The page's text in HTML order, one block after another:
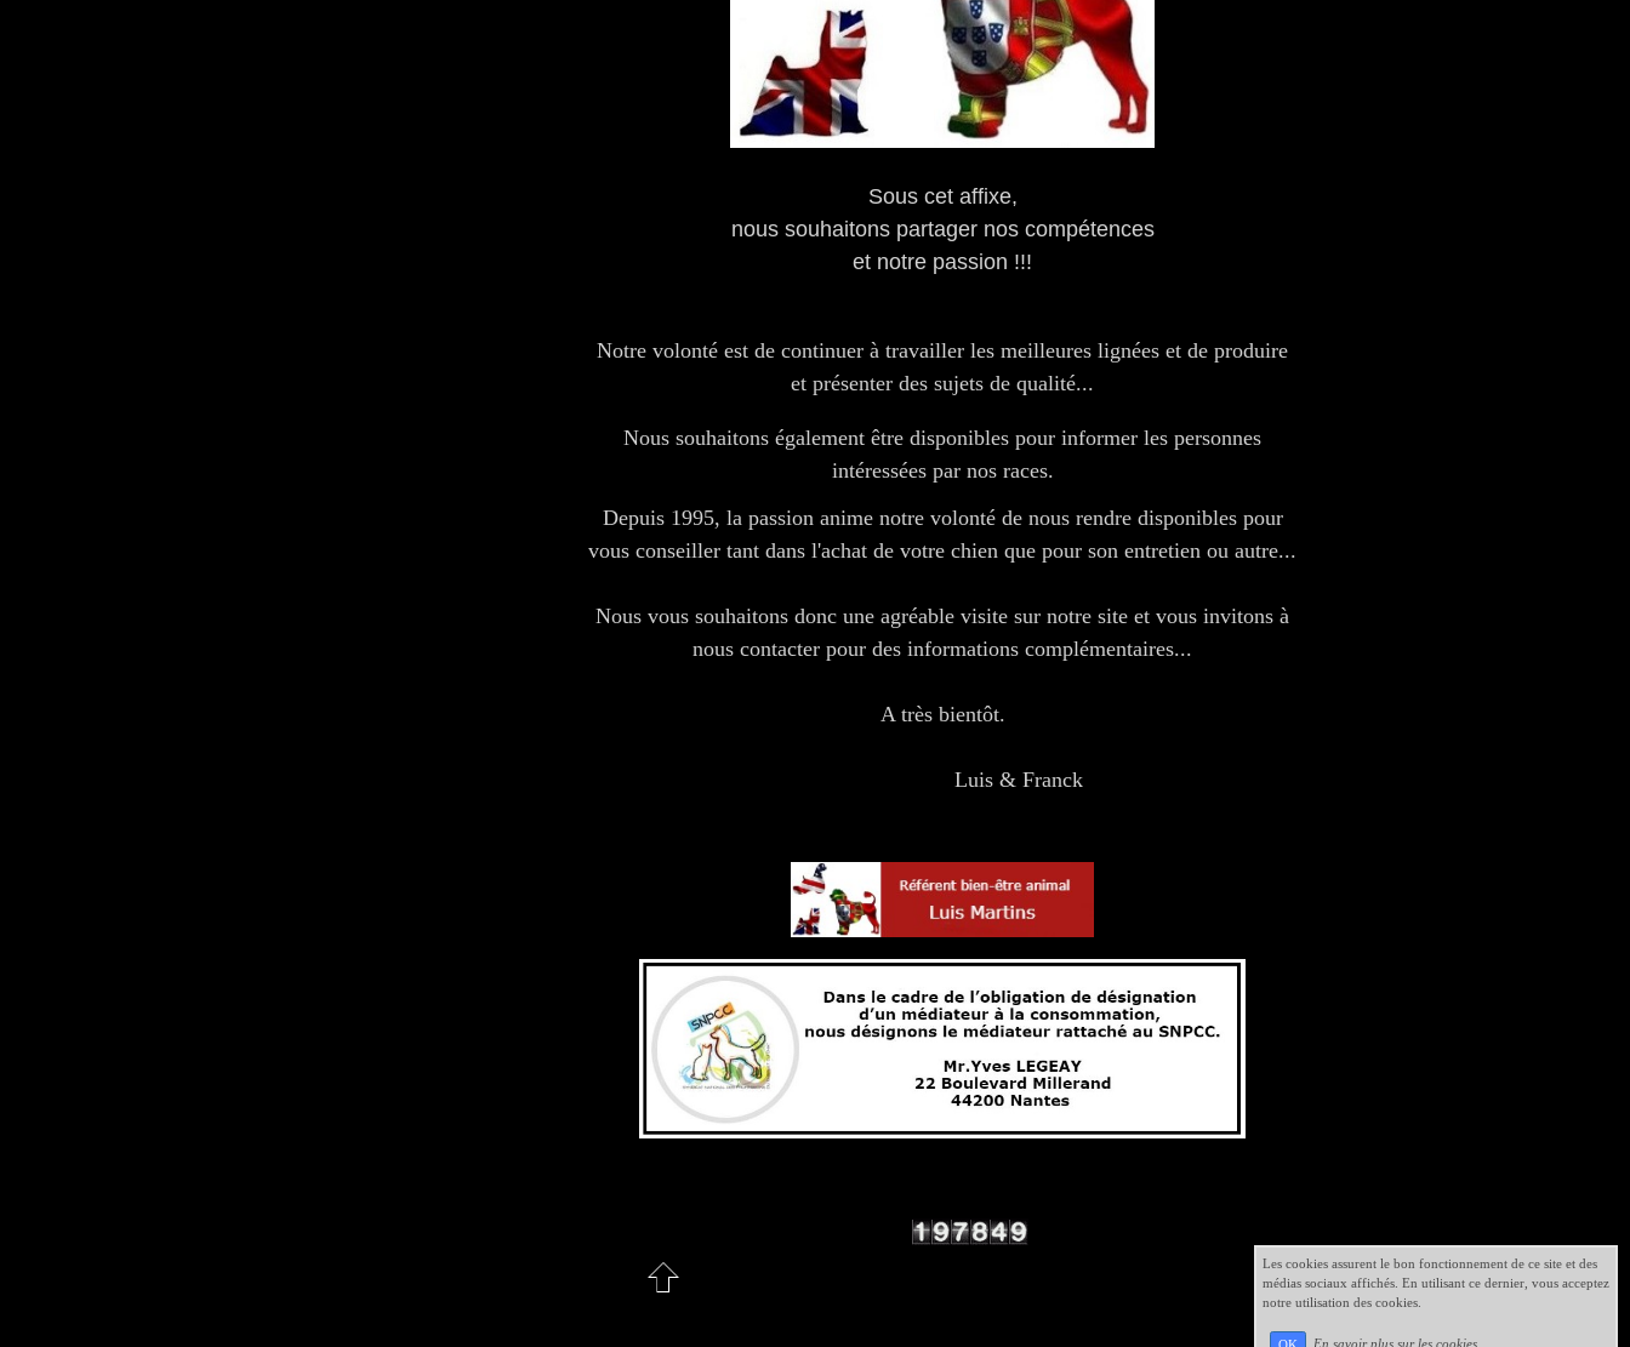
Sous cet affixe,
nous souhaitons partager nos compétences
et notre passion !!!
Notre volonté est de continuer à travailler les meilleures lignées et de produire
et présenter des sujets de qualité...
Nous souhaitons également être disponibles pour informer les personnes
intéressées par nos races.
Depuis 1995, la passion anime notre volonté de nous rendre disponibles pour
vous conseiller tant dans l'achat de votre chien que pour son entretien ou autre...
Nous vous souhaitons donc une agréable visite sur notre site et vous invitons à
nous contacter pour des informations complémentaires...
A très bientôt.
Luis & Franck
Les cookies assurent le bon fonctionnement de ce site et des
médias sociaux affichés. En utilisant ce dernier, vous acceptez
notre utilisation des cookies.
En savoir plus sur les cookies